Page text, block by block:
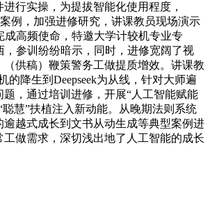
行实操，为提拔智能化使用程度，
例，加强进修研究，讲课教员现场演示
成高频使命，特邀大学计较机专业专
参训纷纷暗示，同时，进修宽阔了视
（供稿）鞭策警务工做提质增效。讲课教
的降生到Deepseek为从线，针对大师遍
题，通过培训进修，开展“人工智能赋能
聪慧”扶植注入新动能。从晚期法则系统
逾越式成长到文书从动生成等典型案例进
做需求，深切浅出地了人工智能的成长